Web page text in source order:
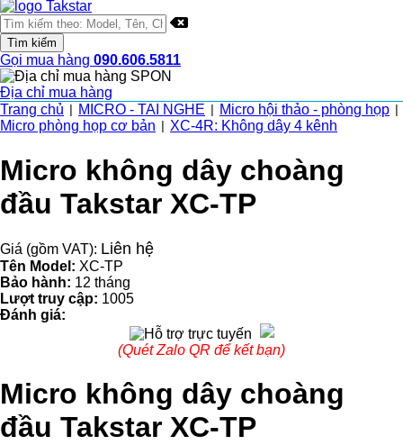
Gọi mua hàng 090.606.5811
Địa chỉ mua hàng
Trang chủ
MICRO - TAI NGHE Micro hội thảo - phòng họp
Micro phòng họp cơ bản XC-4R: Không dây 4 kênh
Micro không dây choàng
đầu Takstar XC-TP
Giá (gồm VAT): Liên hệ
Tên Model: XC-TP
Bảo hành: 12 tháng
Lượt truy cập: 1005
Đánh giá:
(Quét Zalo QR để kết bạn)
Micro không dây choàng
đầu Takstar XC-TP